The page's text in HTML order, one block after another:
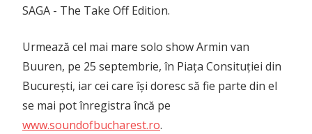
SAGA - The Take Off Edition.
Urmează cel mai mare solo show Armin van
Buuren, pe 25 septembrie, în Piața Consituției din
București, iar cei care își doresc să fie parte din el
se mai pot înregistra încă pe
www.soundofbucharest.ro.